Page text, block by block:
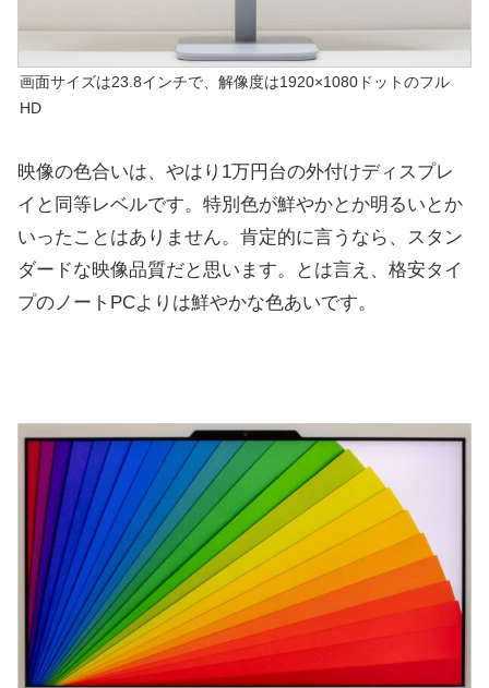
画面サイズは23.8インチで、解像度は1920×1080ドットのフル
HD
映像の色合いは、やはり1万円台の外付けディスプレ
イと同等レベルです。特別色が鮮やかとか明るいとか
いったことはありません。肯定的に言うなら、スタン
ダードな映像品質だと思います。とは言え、格安タイ
プのノートPCよりは鮮やかな色あいです。